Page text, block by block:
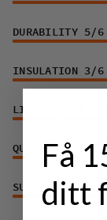
DURABILITY 5/6
INSULATION 3/6
LIGHTWEIGHT
QUICK-DRY 6/6
SUPPORT 6/6
Få
ditt